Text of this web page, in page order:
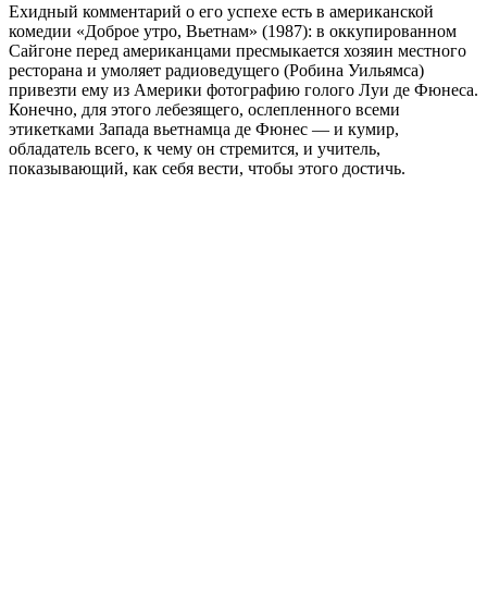
Ехидный комментарий о его успехе есть в американской
комедии «Доброе утро, Вьетнам» (1987): в оккупированном
Сайгоне перед американцами пресмыкается хозяин местного
ресторана и умоляет радиоведущего (Робина Уильямса)
привезти ему из Америки фотографию голого Луи де Фюнеса.
Конечно, для этого лебезящего, ослепленного всеми
этикетками Запада вьетнамца де Фюнес — и кумир,
обладатель всего, к чему он стремится, и учитель,
показывающий, как себя вести, чтобы этого достичь.